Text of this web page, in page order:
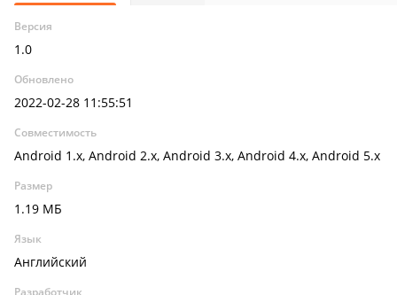
Версия
1.0
Обновлено
2022-02-28 11:55:51
Совместимость
Android 1.x, Android 2.x, Android 3.x, Android 4.x, Android 5.x
Размер
1.19 МБ
Язык
Английский
Разработчик